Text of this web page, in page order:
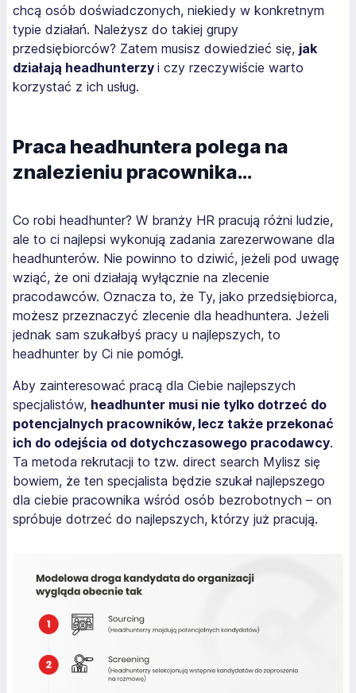
chcą osób doświadczonych, niekiedy w konkretnym
typie działań. Należysz do takiej grupy
przedsiębiorców? Zatem musisz dowiedzieć się, jak
działają headhunterzy i czy rzeczywiście warto
korzystać z ich usług.
Praca headhuntera polega na
znalezieniu pracownika…
Co robi headhunter? W branży HR pracują różni ludzie,
ale to ci najlepsi wykonują zadania zarezerwowane dla
headhunterów. Nie powinno to dziwić, jeżeli pod uwagę
wziąć, że oni działają wyłącznie na zlecenie
pracodawców. Oznacza to, że Ty, jako przedsiębiorca,
możesz przeznaczyć zlecenie dla headhuntera. Jeżeli
jednak sam szukałbyś pracy u najlepszych, to
headhunter by Ci nie pomógł.
Aby zainteresować pracą dla Ciebie najlepszych
specjalistów, headhunter musi nie tylko dotrzeć do
potencjalnych pracowników, lecz także przekonać
ich do odejścia od dotychczasowego pracodawcy.
Ta metoda rekrutacji to tzw. direct search Mylisz się
bowiem, że ten specjalista będzie szukał najlepszego
dla ciebie pracownika wśród osób bezrobotnych – on
spróbuje dotrzeć do najlepszych, którzy już pracują.